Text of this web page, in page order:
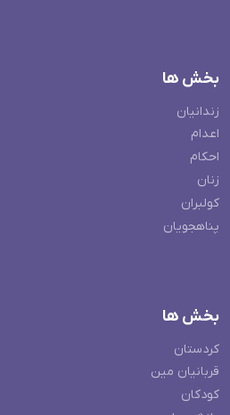
بخش ها
زندانیان
اعدام
احکام
زنان
کولبران
پناهجویان
بخش ها
کردستان
قربانیان مین
کودکان